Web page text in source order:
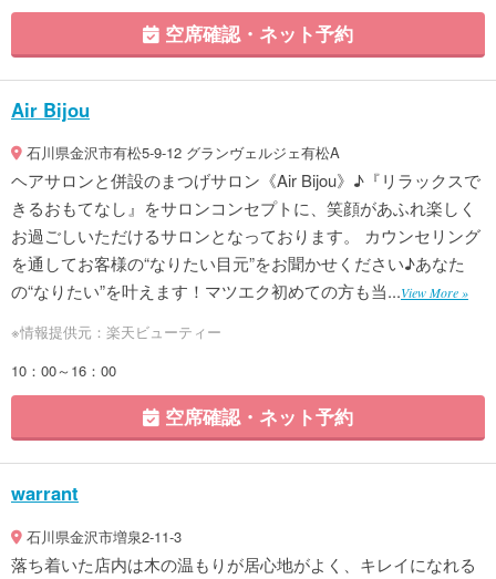
空席確認・ネット予約
Air Bijou
石川県金沢市有松5-9-12 グランヴェルジェ有松A
ヘアサロンと併設のまつげサロン《Air Bijou》♪『リラックスで
きるおもてなし』をサロンコンセプトに、笑顔があふれ楽しく
お過ごしいただけるサロンとなっております。 カウンセリング
を通してお客様の“なりたい目元”をお聞かせください♪あなた
の“なりたい”を叶えます！マツエク初めての方も当...View More »
※情報提供元：楽天ビューティー
10：00～16：00
空席確認・ネット予約
warrant
石川県金沢市増泉2-11-3
落ち着いた店内は木の温もりが居心地がよく、キレイになれる